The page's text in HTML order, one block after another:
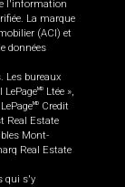
l'information
La marque
(ACI) et
données
Les bureaux
MD
Ltée »,
MD
Credit
Real Estate
Mont-
Real Estate
qui s'y